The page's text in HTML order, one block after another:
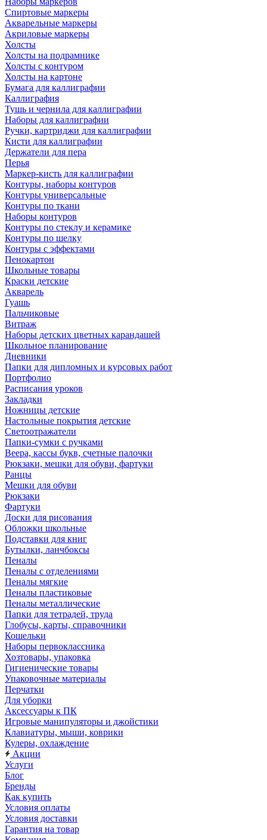
Спиртовые маркеры
Акварельные маркеры
Акриловые маркеры
Холсты
Холсты на подрамнике
Холсты с контуром
Холсты на картоне
Бумага для каллиграфии
Каллиграфия
Тушь и чернила для каллиграфии
Наборы для каллиграфии
Ручки, картриджи для каллиграфии
Кисти для каллиграфии
Держатели для пера
Перья
Маркер-кисть для каллиграфии
Контуры, наборы контуров
Контуры универсальные
Контуры по ткани
Наборы контуров
Контуры по стеклу и керамике
Контуры по шелку
Контуры с эффектами
Пенокартон
Школьные товары
Краски детские
Акварель
Гуашь
Пальчиковые
Витраж
Наборы детских цветных карандашей
Школьное планирование
Дневники
Папки для дипломных и курсовых работ
Портфолио
Расписания уроков
Закладки
Ножницы детские
Настольные покрытия детские
Светоотражатели
Папки-сумки с ручками
Веера, кассы букв, счетные палочки
Рюкзаки, мешки для обуви, фартуки
Ранцы
Мешки для обуви
Рюкзаки
Фартуки
Доски для рисования
Обложки школьные
Подставки для книг
Бутылки, ланчбоксы
Пеналы
Пеналы с отделениями
Пеналы мягкие
Пеналы пластиковые
Пеналы металлические
Папки для тетрадей, труда
Глобусы, карты, справочники
Кошельки
Наборы первоклассника
Хозтовары, упаковка
Гигиенические товары
Упаковочные материалы
Перчатки
Для уборки
Аксессуары к ПК
Игровые манипуляторы и джойстики
Клавиатуры, мыши, коврики
Кулеры, охлаждение
Акции
Услуги
Блог
Бренды
Как купить
Условия оплаты
Условия доставки
Гарантия на товар